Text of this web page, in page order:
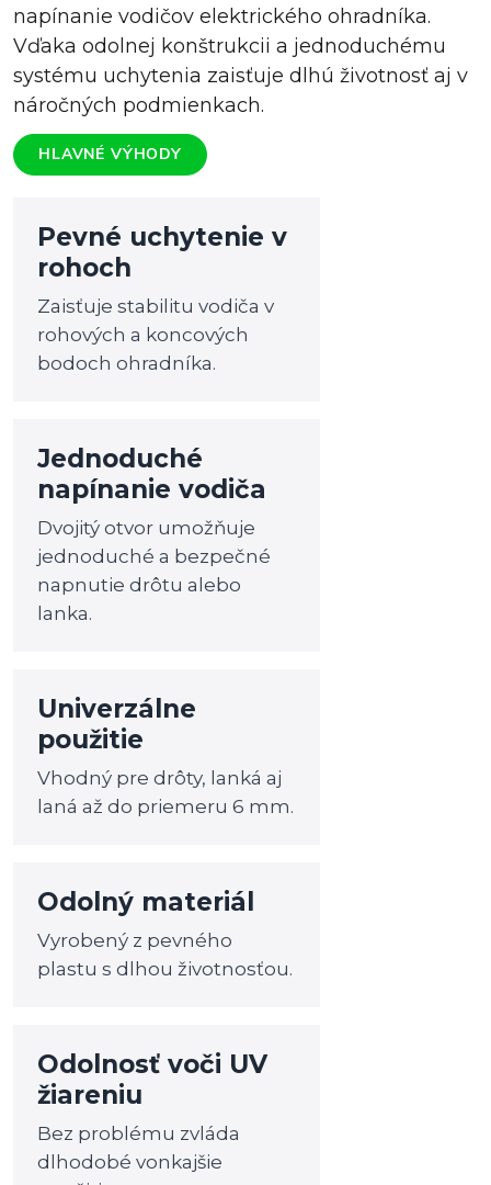
napínanie vodičov elektrického ohradníka.
Vďaka odolnej konštrukcii a jednoduchému
systému uchytenia zaisťuje dlhú životnosť aj v
náročných podmienkach.
HLAVNÉ VÝHODY
Pevné uchytenie v
rohoch
Zaisťuje stabilitu vodiča v
rohových a koncových
bodoch ohradníka.
Jednoduché
napínanie vodiča
Dvojitý otvor umožňuje
jednoduché a bezpečné
napnutie drôtu alebo
lanka.
Univerzálne
použitie
Vhodný pre drôty, lanká aj
laná až do priemeru 6 mm.
Odolný materiál
Vyrobený z pevného
plastu s dlhou životnosťou.
Odolnosť voči UV
žiareniu
Bez problému zvláda
dlhodobé vonkajšie